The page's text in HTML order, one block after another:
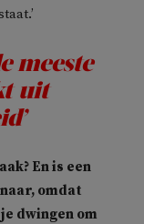
meeste
uit
En is een
omdat
dwingen om